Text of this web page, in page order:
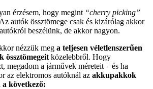
érzésem, hogy megint “cherry picking”
autók össztömege csak és kizárólag akkor
beszélünk, de akkor nagyon.
nézzük meg a teljesen véletlenszerűen
össztömegeit közelebbről. Hogy
megadom a járművek méreteit – és ha
az elektromos autóknál az akkupakkok
a következő: